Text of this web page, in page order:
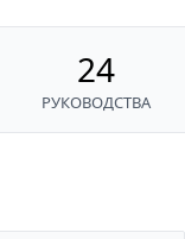
24
РУКОВОДСТВА